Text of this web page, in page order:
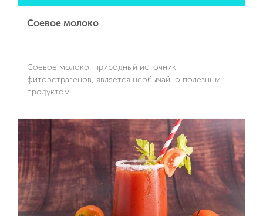
Соевое молоко
Соевое молоко, природный источник
фитоэстрагенов, является необычайно полезным
продуктом.
Подробнее